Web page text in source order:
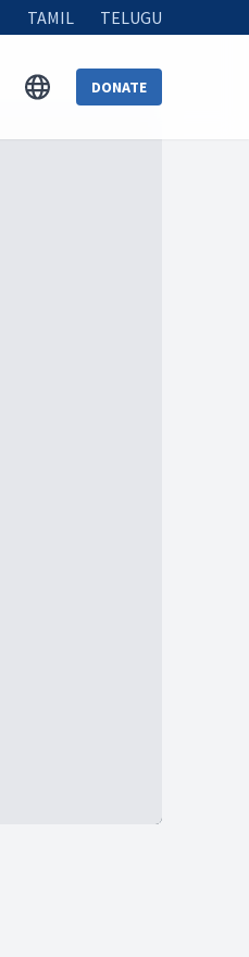
TAMIL TELUGU
DONATE